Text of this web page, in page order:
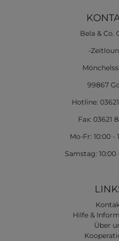
Bela & Co.
-
99867
Hotline:
Fax: 03621
Mo-Fr: 10:00 -
Samstag: 10:00
Hilfe &
Über